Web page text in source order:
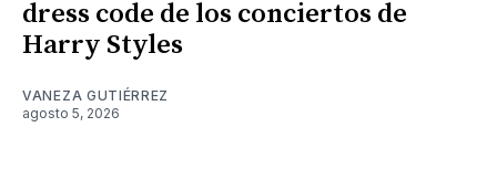
dress code de los conciertos de
Harry Styles
VANEZA GUTIÉRREZ
agosto 5, 2026